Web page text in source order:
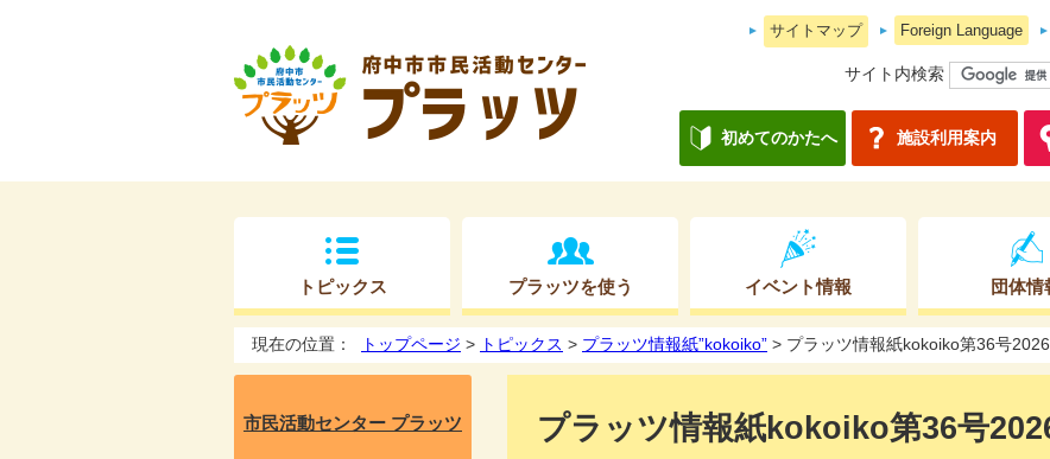
サイトマップ Foreign Language
サイト内検索
初めてのかたへ 施設利用案内
トピックス プラッツを使う イベント情報 団体情
現在の位置： トップページ > トピックス > プラッツ情報紙”kokoiko” > プラッツ情報紙kokoiko第36号
プラッツ情報紙kokoiko第36号
市民活動センター プラッツ